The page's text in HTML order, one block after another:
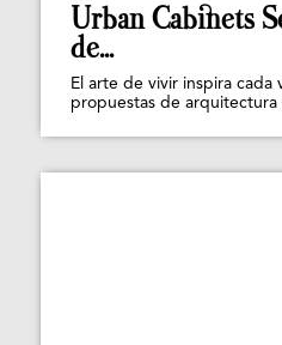
Urban Cabinets
de...
El arte de vivir inspira cada
propuestas de